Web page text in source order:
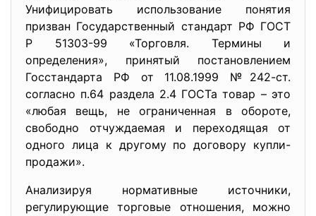
Унифицировать использование понятия
призван Государственный стандарт РФ ГОСТ
Р 51303-99 «Торговля. Термины и
определения», принятый постановлением
Госстандарта РФ от 11.08.1999 №242-ст.
согласно п.64 раздела 2.4 ГОСТа товар – это
«любая вещь, не ограниченная в обороте,
свободно отчуждаемая и переходящая от
одного лица к другому по договору купли-
продажи».
Анализируя нормативные источники,
регулирующие торговые отношения, можно